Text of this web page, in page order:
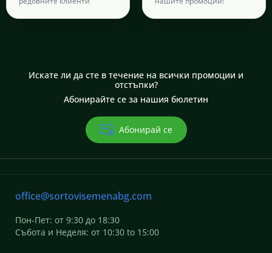
Искате ли да сте в течение на всички промоции и
отстъпки?
Абонирайте се за нашия бюлетин
Абонирай се
office@sortovisemenabg.com
Пон-Пет: от 9:30 до 18:30
Събота и Неделя: от 10:30 to 15:00